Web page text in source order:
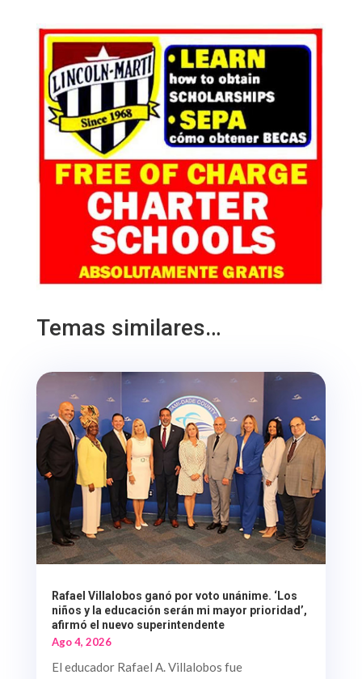
Temas similares…
Rafael Villalobos ganó por voto unánime. ‘Los
niños y la educación serán mi mayor prioridad’,
afirmó el nuevo superintendente
Ago 4, 2026
El educador Rafael A. Villalobos fue